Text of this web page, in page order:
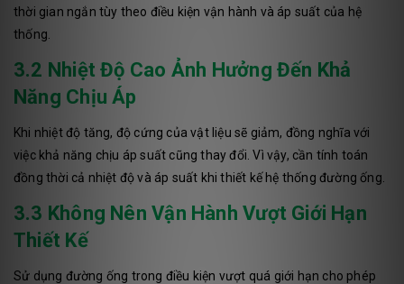
thời gian ngắn tùy theo điều kiện vận hành và áp suất của hệ
thống.
3.2 Nhiệt Độ Cao Ảnh Hưởng Đến Khả
Năng Chịu Áp
Khi nhiệt độ tăng, độ cứng của vật liệu sẽ giảm, đồng nghĩa với
việc khả năng chịu áp suất cũng thay đổi. Vì vậy, cần tính toán
đồng thời cả nhiệt độ và áp suất khi thiết kế hệ thống đường ống.
3.3 Không Nên Vận Hành Vượt Giới Hạn
Thiết Kế
Sử dụng đường ống trong điều kiện vượt quá giới hạn cho phép